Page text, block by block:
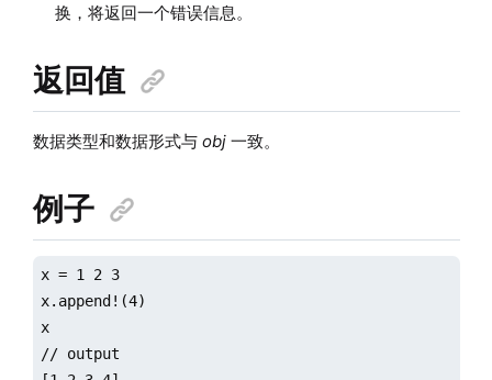
换，将返回一个错误信息。
返回值
数据类型和数据形式与 obj一致。
例子
x = 1 2 3
x.append!(4)
x
// output